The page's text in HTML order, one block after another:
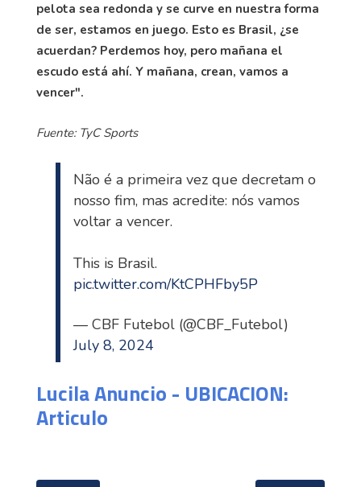
pelota sea redonda y se curve en nuestra forma
de ser, estamos en juego. Esto es Brasil, ¿se
acuerdan? Perdemos hoy, pero mañana el
escudo está ahí. Y mañana, crean, vamos a
vencer".
Fuente: TyC Sports
Não é a primeira vez que decretam o
nosso fim, mas acredite: nós vamos
voltar a vencer.
This is Brasil.
pic.twitter.com/KtCPHFby5P
— CBF Futebol (@CBF_Futebol)
July 8, 2024
Lucila Anuncio - UBICACION:
Articulo